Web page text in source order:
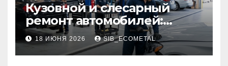
Кузовной и слесарный
ремонт автомобилей:
наличие оригинальных
запчастей производителя
и сроки выполнения работ
18 ИЮНЯ 2026 SIB_ECOMETAL